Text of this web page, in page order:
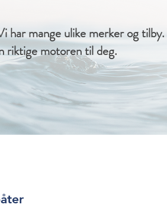
har mange ulike merker og
riktige motoren til deg.